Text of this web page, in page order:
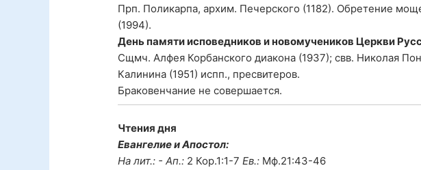
Прп. Поликарпа, архим. Печерского (1182). Обретение
(1994).
День памяти исповедников и новомучеников Церкви
Сщмч. Алфея Корбанского диакона (1937); свв. Николая
Калинина (1951) испп., пресвитеров.
Браковенчание не совершается.
Чтения дня
Евангелие и Апостол:
На лит.: -Ап.: 2 Кор.1:1-7 Ев.: Мф.21:43-46